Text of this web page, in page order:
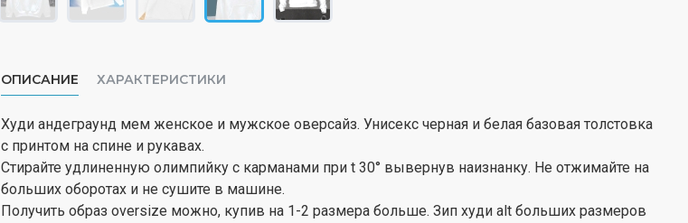
ОПИСАНИЕ ХАРАКТЕРИСТИКИ
Худи андеграунд мем женское и мужское оверсайз. Унисекс черная и белая базовая толстовка
с принтом на спине и рукавах.
Стирайте удлиненную олимпийку с карманами при t 30° вывернув наизнанку. Не отжимайте на
больших оборотах и не сушите в машине.
Получить образ oversize можно, купив на 1-2 размера больше. Зип худи alt больших размеров